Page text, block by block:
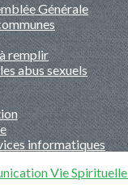
Générale
remplir
abus sexuels
informatiques
Vie Spirituelle